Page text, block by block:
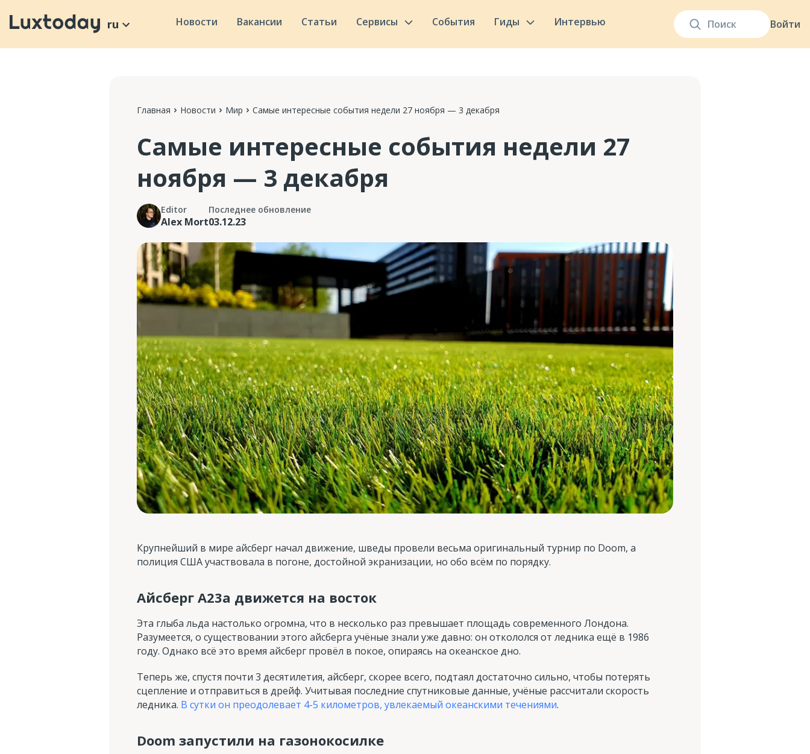
Войти
ru Новости Вакансии Статьи Сервисы События Гиды Интервью
Главная Новости Мир Самые интересные события недели 27 ноября — 3 декабря
Самые интересные события недели 27
ноября — 3 декабря
Editor
Alex Mort
Последнее обновление
03.12.23
Крупнейший в мире айсберг начал движение, шведы провели весьма оригинальный турнир по Doom, а
полиция США участвовала в погоне, достойной экранизации, но обо всём по порядку.
Айсберг A23a движется на восток
Эта глыба льда настолько огромна, что в несколько раз превышает площадь современного Лондона.
Разумеется, о существовании этого айсберга учёные знали уже давно: он откололся от ледника ещё в 1986
году. Однако всё это время айсберг провёл в покое, опираясь на океанское дно.
Теперь же, спустя почти 3 десятилетия, айсберг, скорее всего, подтаял достаточно сильно, чтобы потерять
сцепление и отправиться в дрейф. Учитывая последние спутниковые данные, учёные рассчитали скорость
ледника. В сутки он преодолевает 4-5 километров, увлекаемый океанскими течениями.
Doom запустили на газонокосилке